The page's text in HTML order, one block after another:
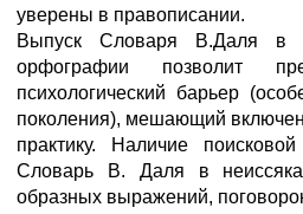
уверены в правописании.
Выпуск Словаря В.Даля в
орфографии позволит
психологический барьер
поколения), мешающий
практику. Наличие
Словарь В. Даля в
образных выражений,